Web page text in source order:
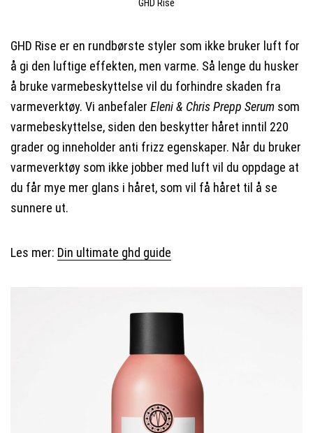
GHD Rise
GHD Rise er en rundbørste styler som ikke bruker luft for
å gi den luftige effekten, men varme. Så lenge du husker
å bruke varmebeskyttelse vil du forhindre skaden fra
varmeverktøy. Vi anbefaler Eleni & Chris Prepp Serum som
varmebeskyttelse, siden den beskytter håret inntil 220
grader og inneholder anti frizz egenskaper. Når du bruker
varmeverktøy som ikke jobber med luft vil du oppdage at
du får mye mer glans i håret, som vil få håret til å se
sunnere ut.
Les mer: Din ultimate ghd guide